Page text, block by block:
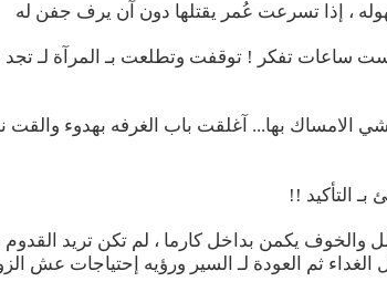
، إذا تسرعت عُمر يقتلها دون آن يرف جفن له
تفكر ! توقفت وتطلعت بـ المرآة لـ تجد
الامساك بها... آغلقت باب الغرفه بهدوء والقت
التأكيد !!
والخوف يكمن بداخل كارما ، لم تكن تريد
ثم العودة لـ السير ورؤيه إحتياجات عش